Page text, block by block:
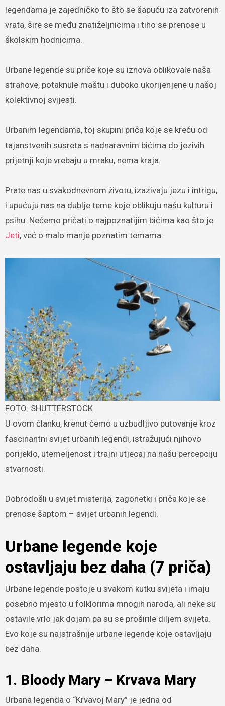
legendama je zajedničko to što se šapuću iza zatvorenih
vrata, šire se među znatiželjnicima i tiho se prenose u
školskim hodnicima.
Urbane legende su priče koje su iznova oblikovale naša
strahove, potaknule maštu i duboko ukorijenjene u našoj
kolektivnoj svijesti.
Urbanim legendama, toj skupini priča koje se kreću od
tajanstvenih susreta s nadnaravnim bićima do jezivih
prijetnji koje vrebaju u mraku, nema kraja.
Prate nas u svakodnevnom životu, izazivaju jezu i intrigu,
i upućuju nas na dublje teme koje oblikuju našu kulturu i
psihu. Nećemo pričati o najpoznatijim bićima kao što je
Jeti, već o malo manje poznatim temama.
FOTO: SHUTTERSTOCK
U ovom članku, krenut ćemo u uzbudljivo putovanje kroz
fascinantni svijet urbanih legendi, istražujući njihovo
porijeklo, utemeljenost i trajni utjecaj na našu percepciju
stvarnosti.
Dobrodošli u svijet misterija, zagonetki i priča koje se
prenose šaptom – svijet urbanih legendi.
Urbane legende koje
ostavljaju bez daha (7 priča)
Urbane legende postoje u svakom kutku svijeta i imaju
posebno mjesto u folklorima mnogih naroda, ali neke su
ostavile vrlo jak dojam pa su se proširile diljem svijeta.
Evo koje su najstrašnije urbane legende koje ostavljaju
bez daha.
1. Bloody Mary – Krvava Mary
Urbana legenda o “Krvavoj Mary” je jedna od